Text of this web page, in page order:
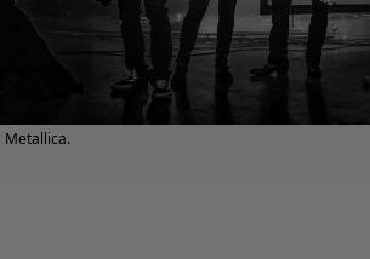
Metallica.